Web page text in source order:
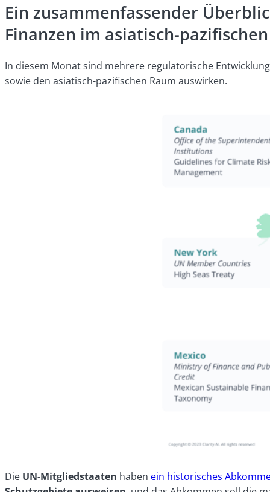
Ein zusammenfassender
Finanzen im asiatisch-
In diesem Monat sind mehrere regulatorische
sowie den asiatisch-pazifischen Raum auswirken.
Die UN-Mitgliedstaaten haben ein historisches